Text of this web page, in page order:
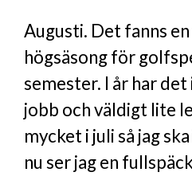
Augusti. Det fanns
högsäsong för
semester. I år har
jobb och väldigt lite
mycket i juli så jag
nu ser jag en